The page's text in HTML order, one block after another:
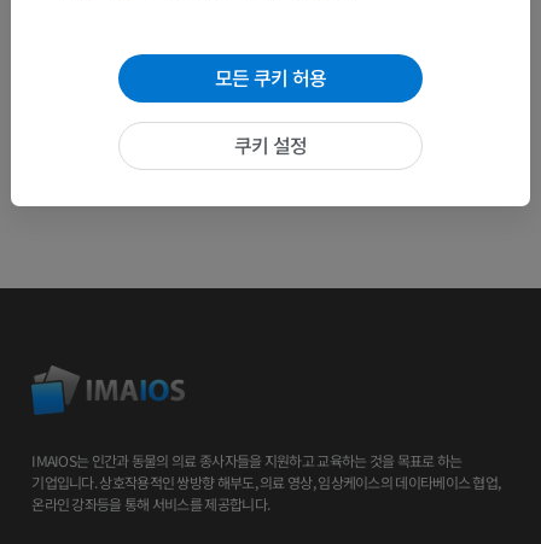
IMAIOS는 인간과 동물의 의료 종사자들을 지원하고 교육하는 것을 목표로 하는
기업입니다. 상호작용적인 쌍방향 해부도, 의료 영상, 임상케이스의 데이타베이스 협업,
온라인 강좌등을 통해 서비스를 제공합니다.
모든 쿠키 허용
쿠키 설정